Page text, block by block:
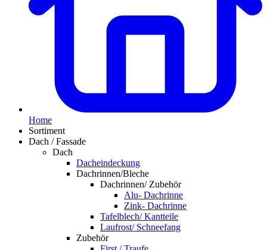
Home
Sortiment
Dach / Fassade
Dach
Dacheindeckung
Dachrinnen/Bleche
Dachrinnen/ Zubehör
Alu- Dachrinne
Zink- Dachrinne
Tafelblech/ Kantteile
Laufrost/ Schneefang
Zubehör